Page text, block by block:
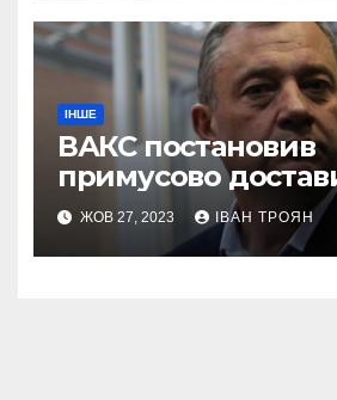
ІНШЕ
ВАКС постановив
примусово
Дубневича до суду
ЖОВ 27, 2023 ІВАН ТРОЯН